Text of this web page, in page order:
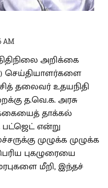
AM
அறிக்கை
செய்தியாளர்களை
தலைவர் உதயநிதி
த.வெ.க. அரசு
தாக்கல்
பட்ஜெட் என்று
முழுக்க முழுக்க
புகழுரையை
மீறி, இந்தச்